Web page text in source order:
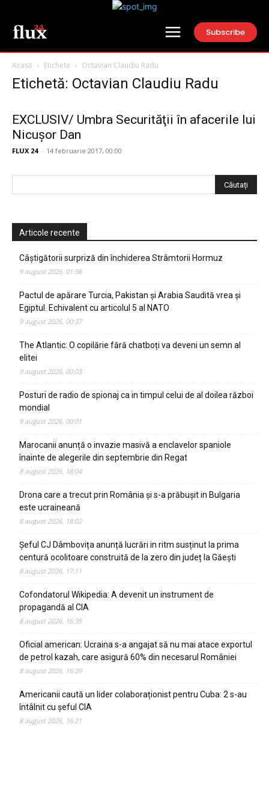
Subscribe
Acasă Etichete Octavian Claudiu Radu
Etichetă: Octavian Claudiu Radu
EXCLUSIV/ Umbra Securităţii în afacerile lui
Nicuşor Dan
FLUX 24 - 14 februarie 2017, 00:00
Articole recente
Câștigătorii surpriză din închiderea Strâmtorii Hormuz
9 august 2026, 01:58
Pactul de apărare Turcia, Pakistan și Arabia Saudită vrea și
Egiptul. Echivalent cu articolul 5 al NATO
9 august 2026, 00:37
The Atlantic: O copilărie fără chatboți va deveni un semn al
elitei
9 august 2026, 00:03
Posturi de radio de spionaj ca in timpul celui de al doilea război
mondial
9 august 2026, 00:01
Marocanii anunță o invazie masivă a enclavelor spaniole
înainte de alegerile din septembrie din Regat
8 august 2026, 18:04
Drona care a trecut prin România și s-a prăbușit in Bulgaria
este ucraineană
8 august 2026, 18:02
Șeful CJ Dâmbovița anunță lucrări in ritm susținut la prima
centură ocolitoare construită de la zero din județ la Găești
8 august 2026, 17:11
Cofondatorul Wikipedia: A devenit un instrument de
propagandă al CIA
8 august 2026, 16:35
Oficial american: Ucraina s-a angajat să nu mai atace exportul
de petrol kazah, care asigură 60% din necesarul României
8 august 2026, 16:29
Americanii caută un lider colaboraționist pentru Cuba: 2 s-au
întâlnit cu șeful CIA
8 august 2026, 16:21